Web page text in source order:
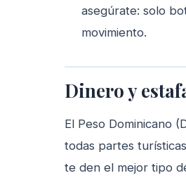
asegúrate: solo
movimiento.
Dinero y
El Peso Dominicano
todas partes
te den el mejor tipo